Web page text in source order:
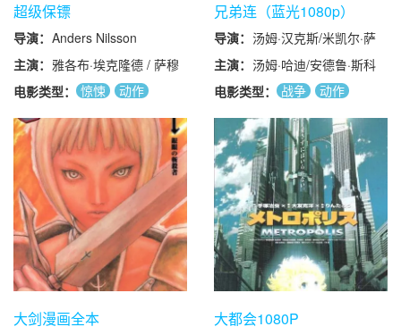
超级保镖
导演： Anders Nilsson
主演： 雅各布·埃克隆德 / 萨穆
埃尔·弗洛勒 / 亚历山德
拉·拉帕波特 / 亚历山德
拉·拉帕波特 Alexandra
Rapaport / 丽娅·波伊森
电影类型： 惊悚 动作
兄弟连（蓝光1080p）
170G10集全
导演： 汤姆·汉克斯/米凯尔·萨
洛门/理查德·隆克瑞恩/
大卫·弗兰科尔/菲尔·奥
尔登·罗宾森/大卫·利兰/
主演： 汤姆·哈迪/安德鲁·斯科
特/安德鲁·霍华德/德克
斯特·弗莱彻/尼尔·麦克
唐纳/汤姆·汉克斯/吉米·
巴姆博/伊斯拉·戈登/戈
兰·卡斯蒂克/西蒙·佩吉/
达·范·汉森德/罗斯·麦克
科尔/基兰·奥布莱恩/本·
卡普兰/尼古拉斯·阿隆/
役所广司/伊恩·维果/朗·
里维斯顿/施恩·泰勒/徐
光宇/斯蒂芬·格拉汉姆/
道格·艾伦/詹姆斯·麦卡
沃伊/安纳托·陶布曼/多
米尼克·库珀/本·洛伊德·
电影类型： 战争
动作
大剑漫画全本 大都会1080P